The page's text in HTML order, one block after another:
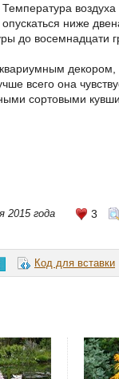
Температура
опускаться ниже
до восемнадцати
всего она
сортовыми
2015 года 3
Код для вставки